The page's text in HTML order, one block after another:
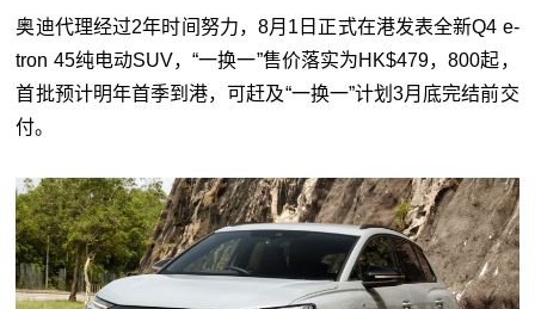
奥迪代理经过2年时间努力，8月1日正式在港发表全新Q4 e-
tron 45纯电动SUV，“一换一”售价落实为HK$479，800起，
首批预计明年首季到港，可赶及“一换一”计划3月底完结前交
付。